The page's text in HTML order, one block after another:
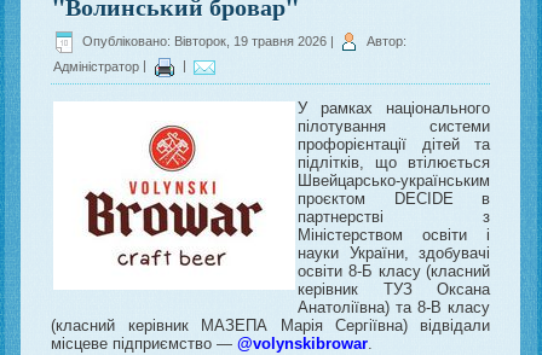
Опубліковано: Вівторок, 19 травня 2026 |
Автор:
Адміністратор
У рамках національного
пілотування системи
профорієнтації дітей та
підлітків, що втілюється
Швейцарсько-українським
проєктом DECIDE в
партнерстві з
Міністерством освіти і
науки України, здобувачі
освіти 8-Б класу (класний
керівник ТУЗ Оксана
Анатоліївна) та 8-В класу
(класний керівник МАЗЕПА Марія Сергіївна) відвідали
місцеве підприємство —@volynskibrowar.